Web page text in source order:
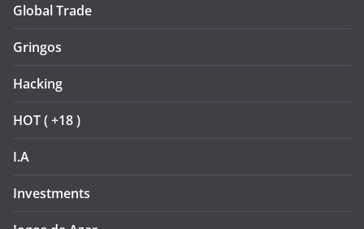
Global Trade
Gringos
Hacking
HOT ( +18 )
I.A
Investments